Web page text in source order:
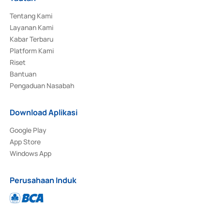
Tentang Kami
Layanan Kami
Kabar Terbaru
Platform Kami
Riset
Bantuan
Pengaduan Nasabah
Download Aplikasi
Google Play
App Store
Windows App
Perusahaan Induk